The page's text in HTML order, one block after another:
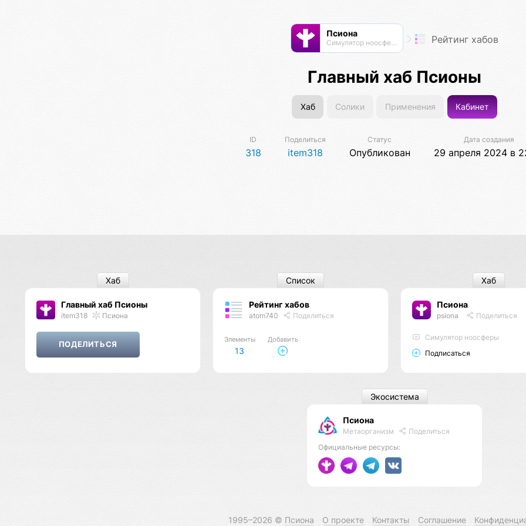
Псиона
Cимулятор ноосферы Рейтинг хабов
Главный хаб Псионы
Хаб Солики Применения Кабинет
ID
318
Поделиться
item318
Статус
Опубликован
Дата создания
29 апреля 2024 в
Главный хаб Псионы
item318 Псиона
Хаб
Рейтинг хабов
atom740 Поделиться
Элементы
13
Добавить
Список
Псиона
psiona Поделиться
Cимулятор ноосферы
Подписаться
Хаб
Псиона
Метаорганизм
Поделиться
Официальные ресурсы:
Экосистема
1995–2026 © Псиона О проекте Контакты Соглашение